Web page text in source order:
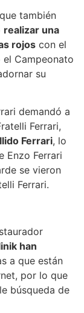
también
realizar una
rojos con el
el Campeonato
su
demandó a
Ferrari,
Ferrari, lo
Enzo Ferrari
se vieron
Ferrari.
han
a que están
por lo que
búsqueda de